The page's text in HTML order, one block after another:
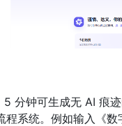
5 分钟可生成无 AI 痕
系统。例如输入《